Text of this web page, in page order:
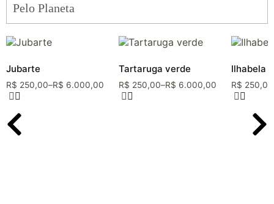
Pelo Planeta
Jubarte
R$ 250,00–R$ 6.000,00
Tartaruga verde
R$ 250,00–R$ 6.000,00
Ilhabela
R$ 250,00